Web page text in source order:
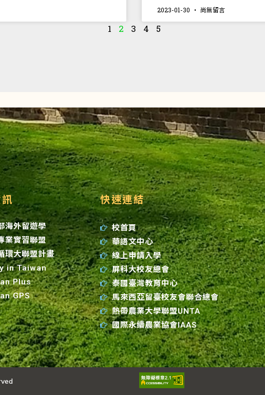
2023-01-30 尚無留言
1 2 3 4 5
海外留遊學
業實習聯盟
環大聯盟計畫
in Taiwan
Plus
GPS
快速連結
校首頁
華語文中心
線上申請入學
屏科大校友總會
泰國臺灣教育中心
馬來西亞留臺校友會聯合總會
熱帶農業大學聯盟UNTA
國際永續農業協會IAAS